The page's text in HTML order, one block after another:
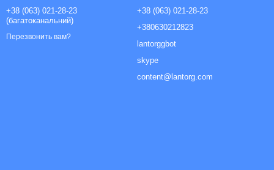
+38 (063) 021-28-23
(багатоканальний)
Перезвонить вам?
+38 (063) 021-28-23
+380630212823
lantorggbot
skype
content@lantorg.com